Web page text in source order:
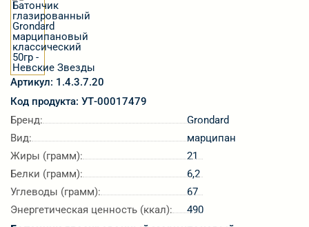
Артикул: 1.4.3.7.20
Код продукта: УТ-00017479
Бренд:
Grondard
Вид:
марципан
Жиры (грамм):
21
Белки (грамм):
6,2
Углеводы (грамм):
67
Энергетическая ценность (ккал):
490